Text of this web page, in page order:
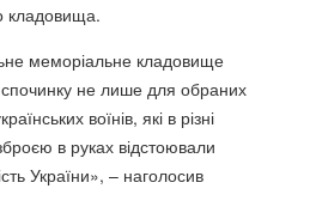
кладовища.
меморіальне кладовище
не лише для обраних
воїнів, які в різні
в руках відстоювали
України», – наголосив